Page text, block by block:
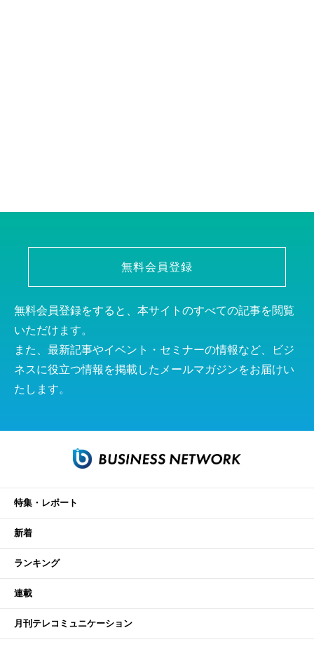
無料会員登録
無料会員登録をすると、本サイトのすべての記事を閲覧
いただけます。
また、最新記事やイベント・セミナーの情報など、ビジ
ネスに役立つ情報を掲載したメールマガジンをお届けい
たします。
特集・レポート
新着
ランキング
連載
月刊テレコミュニケーション